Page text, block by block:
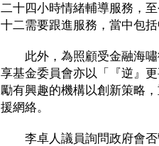
二十四小時情緒輔導服務，
十二需要跟進服務，當中包
此外，為照顧受金融海嘯
享基金委員會亦以「『逆』
勵有興趣的機構以創新策略
援網絡。
李卓人議員詢問政府會否